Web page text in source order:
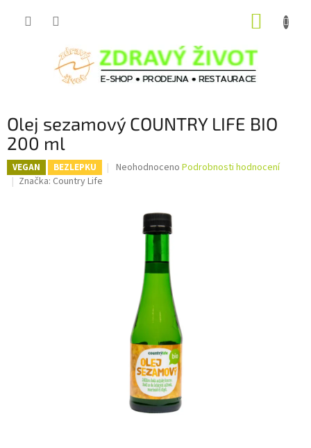
Olej sezamový COUNTRY LIFE BIO
200 ml
VEGAN BEZLEPKU
Průměrné
hvězdiček.
Neohodnoceno Podrobnosti hodnocení
Značka: Country Life